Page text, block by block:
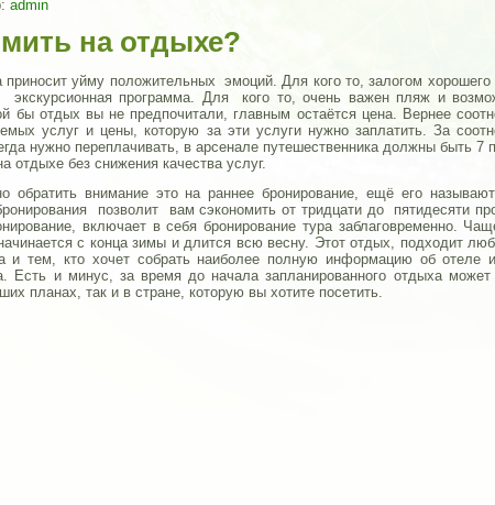
admin
на отдыхе?
уйму положительных эмоций. Для кого то, залогом хорошего
экскурсионная программа. Для кого то, очень важен пляж и
бы отдых вы не предпочитали, главным остаётся цена. Вернее
услуг и цены, которую за эти услуги нужно заплатить. За
нужно переплачивать, в арсенале путешественника должны быть 7
отдыхе без снижения качества услуг.
обратить внимание это на раннее бронирование, ещё его
позволит вам сэкономить от тридцати до пятидесяти
включает в себя бронирование тура заблаговременно.
с конца зимы и длится всю весну. Этот отдых, подходит
и тем, кто хочет собрать наиболее полную информацию об отеле
Есть и минус, за время до начала запланированного отдыха может
планах, так и в стране, которую вы хотите посетить.